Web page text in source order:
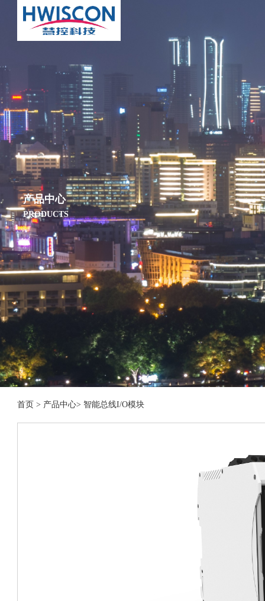
产品中心
PRODUCTS
首页 > 产品中心> 智能总线I/O模块